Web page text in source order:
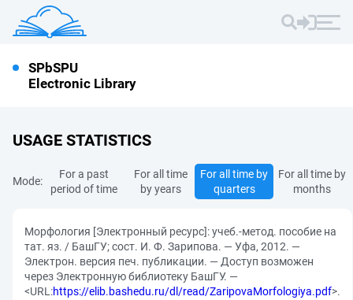
SPbSPU
Electronic Library
USAGE STATISTICS
Mode:
For a past
period of time
For all time
by years
For all time by
quarters
For all time by
months
Морфология [Электронный ресурс]: учеб.-метод. пособие на
тат. яз. / БашГУ; сост. И. Ф. Зарипова. — Уфа, 2012. —
Электрон. версия печ. публикации. — Доступ возможен
через Электронную библиотеку БашГУ. —
<URL:https://elib.bashedu.ru/dl/read/ZaripovaMorfologiya.pdf>.